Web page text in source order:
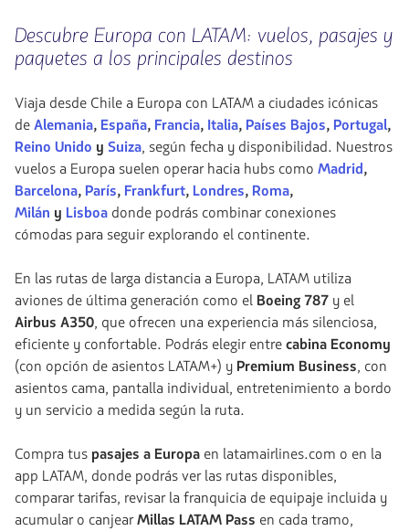
vuelta
en
cabina
Vuelo
con
conexión
desde
1048460,
Tasas
incluidas.
null.
Descubre Europa con LATAM: vuelos, pasajes y
paquetes a los principales destinos
Viaja desde Chile a Europa con LATAM a ciudades icónicas
deAlemania, España, Francia, Italia, Países Bajos, Portugal,
Reino Unido y Suiza, según fecha y disponibilidad. Nuestros
vuelos a Europa suelen operar hacia hubs como Madrid,
Barcelona, París, Frankfurt, Londres, Roma,
Milán y Lisboa donde podrás combinar conexiones
cómodas para seguir explorando el continente.
En las rutas de larga distancia a Europa, LATAM utiliza
aviones de última generación como el Boeing 787 y el
Airbus A350, que ofrecen una experiencia más silenciosa,
eficiente y confortable. Podrás elegir entrecabina Economy
(con opción de asientos LATAM+) y Premium Business, con
asientos cama, pantalla individual, entretenimiento a bordo
y un servicio a medida según la ruta.
Compra tus pasajes a Europa en latamairlines.com o en la
app LATAM, donde podrás ver las rutas disponibles,
comparar tarifas, revisar la franquicia de equipaje incluida y
acumular o canjearMillas LATAM Pass en cada tramo,